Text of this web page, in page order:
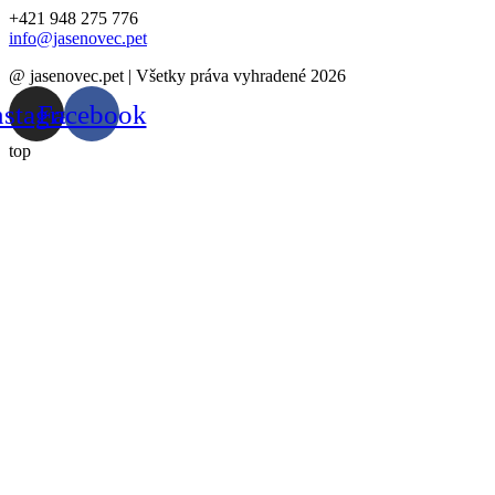
+421 948 275 776
info@jasenovec.pet
@ jasenovec.pet | Všetky práva vyhradené 2026
Facebook
top